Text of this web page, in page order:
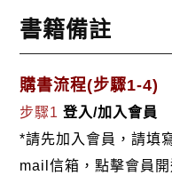
書籍備註
購書流程(步驟1-4)
步驟1登入/加入會員
*請先加入會員，請填
mail信箱，點擊會員